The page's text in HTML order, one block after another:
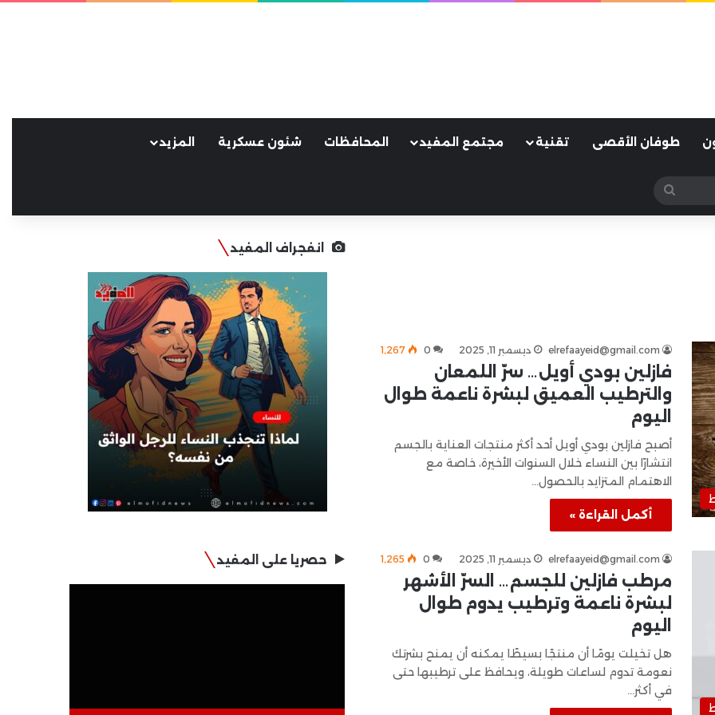
طوفان الأقصى تقنية مجتمع المفيد المحافظات شئون عسكرية المزيد
بحث
عن
elrefaayeid@gmail.com ديسمبر 11, 2025 0 1٬267
فازلين بودي أويل… سرّ اللمعان
والترطيب العميق لبشرة ناعمة طوال
اليوم
أصبح فازلين بودي أويل أحد أكثر منتجات العناية بالجسم
انتشارًا بين النساء خلال السنوات الأخيرة، خاصة مع
الاهتمام المتزايد بالحصول…
أكمل القراءة »
elrefaayeid@gmail.com ديسمبر 11, 2025 0 1٬265
مرطب فازلين للجسم… السرّ الأشهر
لبشرة ناعمة وترطيب يدوم طوال
اليوم
هل تخيلت يومًا أن منتجًا بسيطًا يمكنه أن يمنح بشرتك
نعومة تدوم لساعات طويلة، ويحافظ على ترطيبها حتى
في أكثر…
انفجراف المفيد
حصريا على المفيد